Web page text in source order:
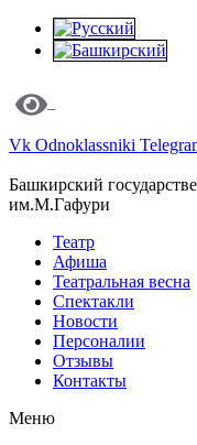
Vk Odnoklassniki
Башкирский
им.М.Гафури
Театр
Афиша
Театральная весна
Спектакли
Новости
Персоналии
Отзывы
Контакты
Меню